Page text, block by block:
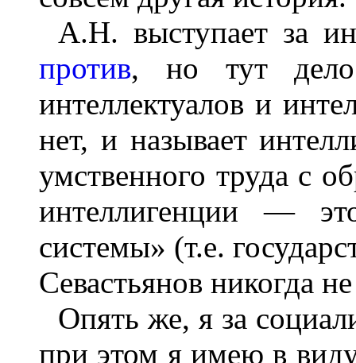
А.Н. выступает за
против, но тут
интеллектуалов и
нет, и называет
умственного труда с
интеллигенции —
системы» (т.е.
Севастьянов никогда
Опять же, я за
при этом я имею в